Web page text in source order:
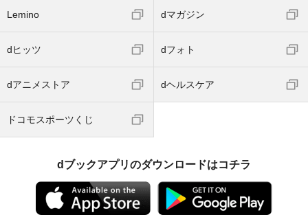
Lemino dマガジン
dヒッツ dフォト
dアニメストア dヘルスケア
ドコモスポーツくじ
dブックアプリのダウンロードはコチラ